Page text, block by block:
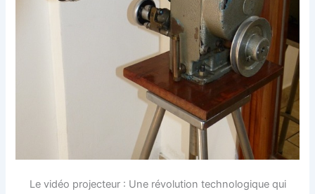
Le vidéo projecteur : Une révolution technologique qui